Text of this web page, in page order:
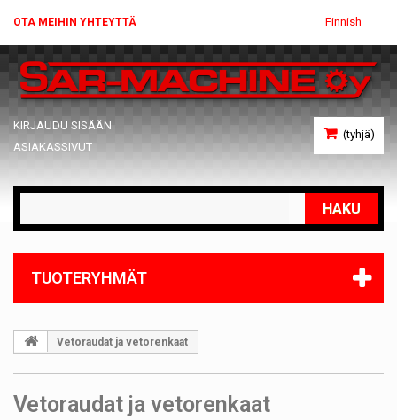
Finnish
OTA MEIHIN YHTEYTTÄ
(tyhjä)
KIRJAUDU SISÄÄN
ASIAKASSIVUT
HAKU
TUOTERYHMÄT
Vetoraudat ja vetorenkaat
Vetoraudat ja vetorenkaat